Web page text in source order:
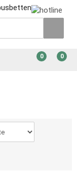
0
0